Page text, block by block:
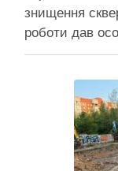
знищення
роботи дав
Пантелеєв, що
чи вдасться
що лишилася,
Поділитися